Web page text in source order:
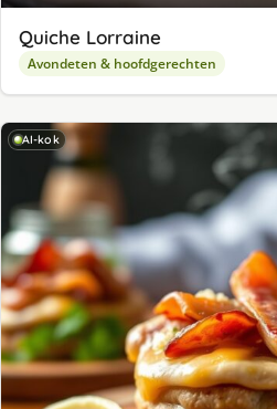
Quiche Lorraine
Avondeten & hoofdgerechten
AI-kok